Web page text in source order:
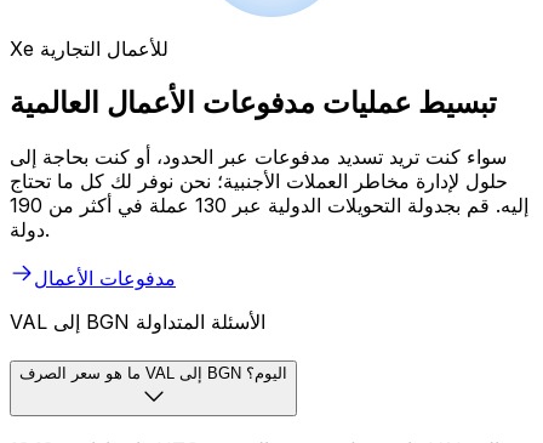
Xe للأعمال التجارية
تبسيط عمليات مدفوعات الأعمال العالمية
سواء كنت تريد تسديد مدفوعات عبر الحدود، أو كنت بحاجة إلى
حلول لإدارة مخاطر العملات الأجنبية؛ نحن نوفر لك كل ما تحتاج
إليه. قم بجدولة التحويلات الدولية عبر 130 عملة في أكثر من 190
دولة.
مدفوعات الأعمال
VAL إلى BGN الأسئلة المتداولة
ما هو سعر الصرف VAL إلى BGN اليوم؟